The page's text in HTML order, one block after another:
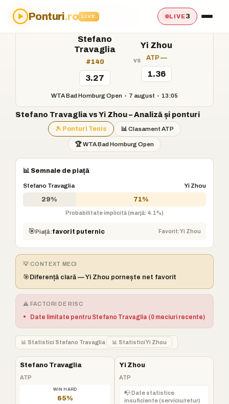
Ponturi.ro LIVE LIVE3
Acasă›Ponturi›Stefano Travaglia vs Yi Zhou
Stefano
Travaglia
#140
3.27
vs
Yi Zhou
ATP —
1.36
WTA Bad Homburg Open • 7 august • 13:05
Stefano Travaglia vs Yi Zhou – Analiză și ponturi
🎾 Ponturi Tenis 📊 Clasament ATP
🏆 WTA Bad Homburg Open
📊 Semnale de piață
Stefano Travaglia Yi Zhou
29% 71%
Probabilitate implicită (marjă: 4.1%)
🎯Piață:favorit puternic Favorit: Yi Zhou
💡 CONTEXT MECI
🎯 Diferență clară — Yi Zhou pornește net favorit
⚠️ FACTORI DE RISC
• Date limitate pentru Stefano Travaglia (0 meciuri recente)
📊 Statistici Stefano Travaglia 📊 Statistici Yi Zhou
Stefano Travaglia
ATP
WIN HARD
65%
Yi Zhou
ATP
📭 Date statistice
insuficiente (serviciu/retur)